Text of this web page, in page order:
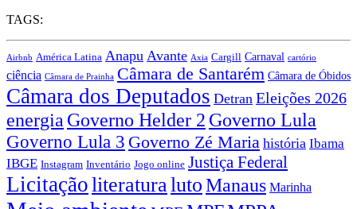
TAGS:
Airbnb América Latina Anapu Avante Axia Cargill Carnaval cartório
ciência Câmara de Prainha Câmara de Santarém Câmara de Óbidos
Câmara dos Deputados Detran Eleições 2026
energia Governo Helder 2 Governo Lula
Governo Lula 3 Governo Zé Maria história Ibama
IBGE Instagram Inventário Jogo online Justiça Federal
LicitaçãoliteraturalutoManaus Marinha